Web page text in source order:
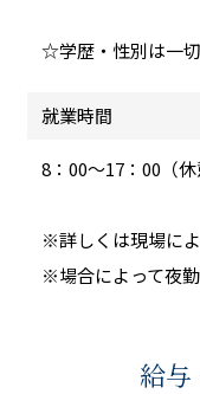
☆学歴・性別は一切
就業時間
8：00～17：00（休
※詳しくは現場に
※場合によって夜
給与